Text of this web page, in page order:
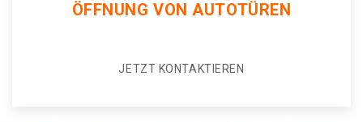
ÖFFNUNG VON AUTOTÜREN
JETZT KONTAKTIEREN